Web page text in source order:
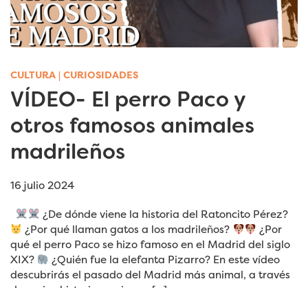
CULTURA | CURIOSIDADES
VÍDEO- El perro Paco y
otros famosos animales
madrileños
16 julio 2024
¿De dónde viene la historia del Ratoncito Pérez?
¿Por qué llaman gatos a los madrileños?
¿Por
qué el perro Paco se hizo famoso en el Madrid del siglo
XIX?
¿Quién fue la elefanta Pizarro? En este vídeo
descubrirás el pasado del Madrid más animal, a través